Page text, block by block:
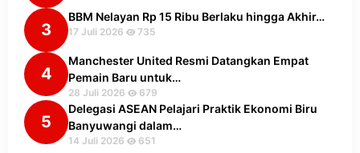
3
BBM Nelayan Rp 15 Ribu Berlaku hingga Akhir…
17 Juli 2026 735
4
Manchester United Resmi Datangkan Empat
Pemain Baru untuk…
28 Juli 2026 679
5
Delegasi ASEAN Pelajari Praktik Ekonomi Biru
Banyuwangi dalam…
14 Juli 2026 651